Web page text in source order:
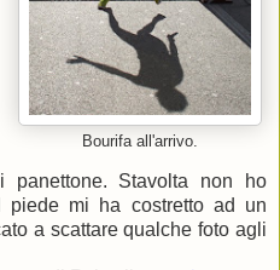
Bourifa all'arrivo.
Stavolta non ho
piede mi ha costretto ad un
a scattare qualche foto agli